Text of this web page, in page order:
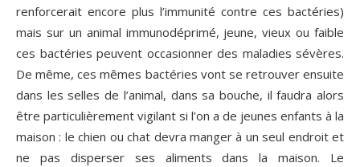
renforcerait encore plus l’immunité contre ces bactéries)
mais sur un animal immunodéprimé, jeune, vieux ou faible
ces bactéries peuvent occasionner des maladies sévères.
De même, ces mêmes bactéries vont se retrouver ensuite
dans les selles de l’animal, dans sa bouche, il faudra alors
être particulièrement vigilant si l’on a de jeunes enfants à la
maison : le chien ou chat devra manger à un seul endroit et
ne pas disperser ses aliments dans la maison. Le